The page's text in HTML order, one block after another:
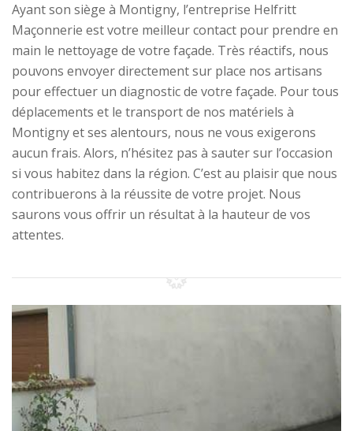
Ayant son siège à Montigny, l’entreprise Helfritt
Maçonnerie est votre meilleur contact pour prendre en
main le nettoyage de votre façade. Très réactifs, nous
pouvons envoyer directement sur place nos artisans
pour effectuer un diagnostic de votre façade. Pour tous
déplacements et le transport de nos matériels à
Montigny et ses alentours, nous ne vous exigerons
aucun frais. Alors, n’hésitez pas à sauter sur l’occasion
si vous habitez dans la région. C’est au plaisir que nous
contribuerons à la réussite de votre projet. Nous
saurons vous offrir un résultat à la hauteur de vos
attentes.